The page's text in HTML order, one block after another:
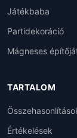
Játékbaba
Partidekoráció
Mágneses
TARTALOM
Értékelések